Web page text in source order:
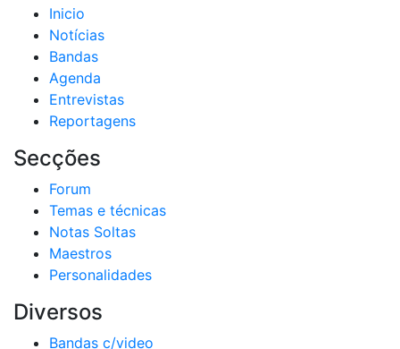
Inicio
Notícias
Bandas
Agenda
Entrevistas
Reportagens
Secções
Forum
Temas e técnicas
Notas Soltas
Maestros
Personalidades
Diversos
Bandas c/video